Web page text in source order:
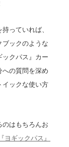
っていれば、
ブックのような
クパス』カー
への質問を深め
イックな使い方
のはもちろんお
ヨギックパス』